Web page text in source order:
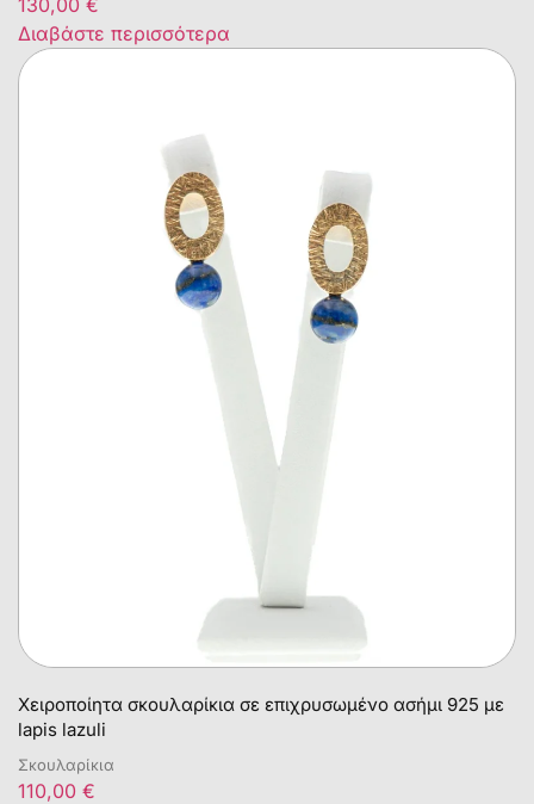
Διαβάστε περισσότερα
Χειροποίητα σκουλαρίκια σε επιχρυσωμένο ασήμι 925 με
lapis lazuli
Σκουλαρίκια
110,00 €